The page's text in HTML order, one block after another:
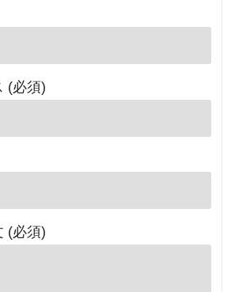
(必須)
(必須)